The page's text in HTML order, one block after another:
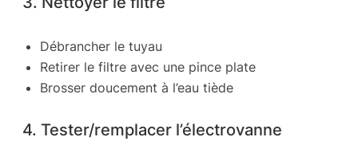
Débrancher le tuyau
Retirer le filtre avec une pince plate
Brosser doucement à l’eau tiède
4. Tester/remplacer l’électrovanne